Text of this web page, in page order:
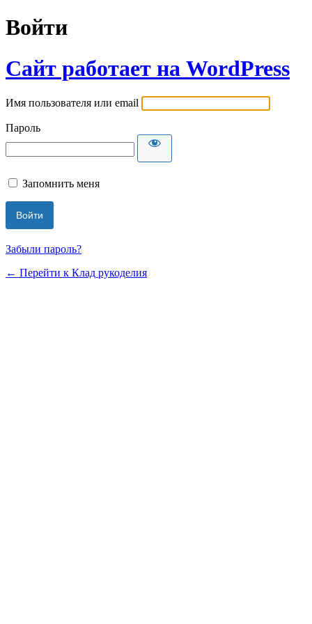
Войти
Сайт работает на WordPress
Имя пользователя или email
Пароль
Запомнить меня
Забыли пароль?
← Перейти к Клад рукоделия